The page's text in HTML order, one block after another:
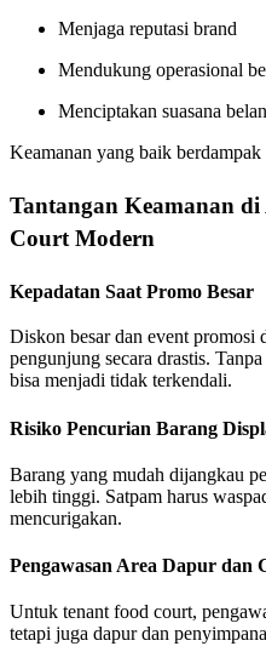
Menjaga reputasi brand
Mendukung operasional
Menciptakan suasana
Keamanan yang baik
Tantangan Keamanan
Court Modern
Kepadatan Saat Promo Besar
Diskon besar dan event promosi
pengunjung secara drastis.
bisa menjadi tidak terkendali.
Risiko Pencurian Barang
Barang yang mudah dijangkau
lebih tinggi. Satpam harus
mencurigakan.
Pengawasan Area Dapur dan
Untuk tenant food court,
tetapi juga dapur dan